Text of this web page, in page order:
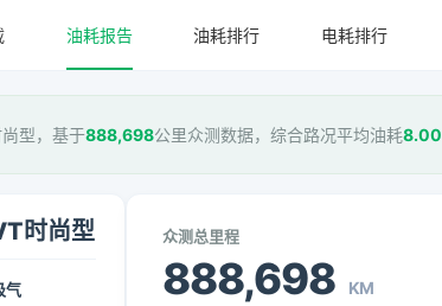
油耗报告 油耗排行 电耗排行
型，基于888,698公里众测数据，综合路况平均油耗8.00
时尚型
气
众测总里程
888,698 KM